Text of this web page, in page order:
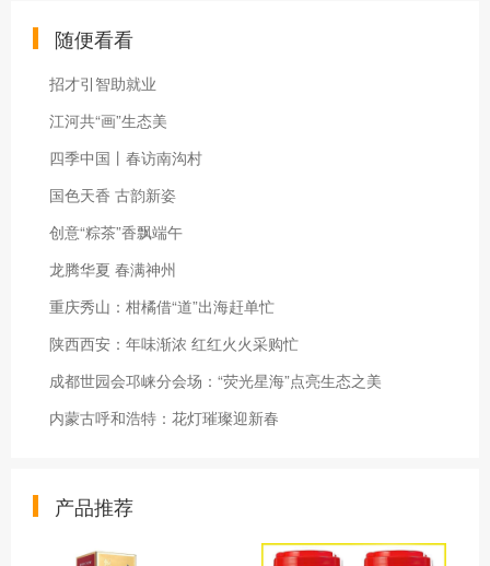
随便看看
招才引智助就业
江河共“画”生态美
四季中国丨春访南沟村
国色天香 古韵新姿
创意“粽茶”香飘端午
龙腾华夏 春满神州
重庆秀山：柑橘借“道”出海赶单忙
陕西西安：年味渐浓 红红火火采购忙
成都世园会邛崃分会场：“荧光星海”点亮生态之美
内蒙古呼和浩特：花灯璀璨迎新春
产品推荐